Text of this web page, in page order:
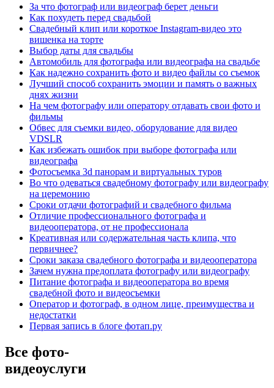
За что фотограф или видеограф берет деньги
Как похудеть перед свадьбой
Свадебный клип или короткое Instagram-видео это
вишенка на торте
Выбор даты для свадьбы
Автомобиль для фотографа или видеографа на свадьбе
Как надежно сохранить фото и видео файлы со съемок
Лучший способ сохранить эмоции и память о важных
днях жизни
На чем фотографу или оператору отдавать свои фото и
фильмы
Обвес для съемки видео, оборудование для видео
VDSLR
Как избежать ошибок при выборе фотографа или
видеографа
Фотосъемка 3d панорам и виртуальных туров
Во что одеваться свадебному фотографу или видеографу
на церемонию
Сроки отдачи фотографий и свадебного фильма
Отличие профессионального фотографа и
видеооператора, от не профессионала
Креативная или содержательная часть клипа, что
первичнее?
Сроки заказа свадебного фотографа и видеооператора
Зачем нужна предоплата фотографу или видеографу
Питание фотографа и видеооператора во время
свадебной фото и видеосъемки
Оператор и фотограф, в одном лице, преимущества и
недостатки
Первая запись в блоге фотап.ру
Все фото-
видеоуслуги